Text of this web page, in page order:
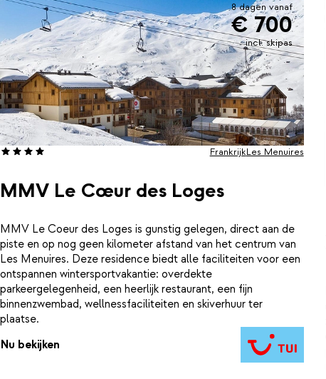
8 dagen vanaf
€ 700
incl. skipas
MMV Le Cœur des Loges
FrankrijkLes Menuires
MMV Le Coeur des Loges is gunstig gelegen, direct aan de
piste en op nog geen kilometer afstand van het centrum van
Les Menuires. Deze residence biedt alle faciliteiten voor een
ontspannen wintersportvakantie: overdekte
parkeergelegenheid, een heerlijk restaurant, een fijn
binnenzwembad, wellnessfaciliteiten en skiverhuur ter
plaatse.
Nu bekijken